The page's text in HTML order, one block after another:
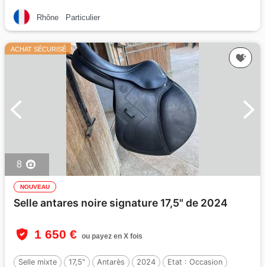
Rhône Particulier
ACHAT SÉCURISÉ
8
NOUVEAU
Selle antares noire signature 17,5" de 2024
1 650 € ou payez en X fois
Selle mixte 17,5" Antarès 2024 Etat : Occasion